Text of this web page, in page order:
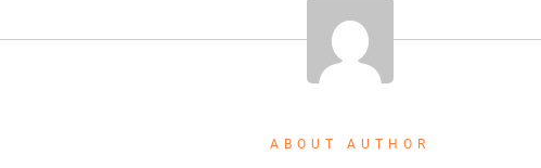
ABOUT AUTHOR